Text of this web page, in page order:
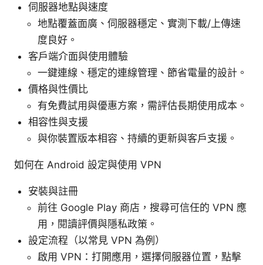
伺服器地點與速度
地點覆蓋面廣、伺服器穩定、實測下載/上傳速
度良好。
客戶端介面與使用體驗
一鍵連線、穩定的連線管理、節省電量的設計。
價格與性價比
有免費試用與優惠方案，需評估長期使用成本。
相容性與支援
與你裝置版本相容、持續的更新與客戶支援。
如何在 Android 設定與使用 VPN
安裝與註冊
前往 Google Play 商店，搜尋可信任的 VPN 應
用，閱讀評價與隱私政策。
設定流程（以常見 VPN 為例）
啟用 VPN：打開應用，選擇伺服器位置，點擊